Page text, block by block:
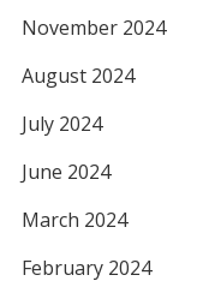
November 2024
August 2024
July 2024
June 2024
March 2024
February 2024